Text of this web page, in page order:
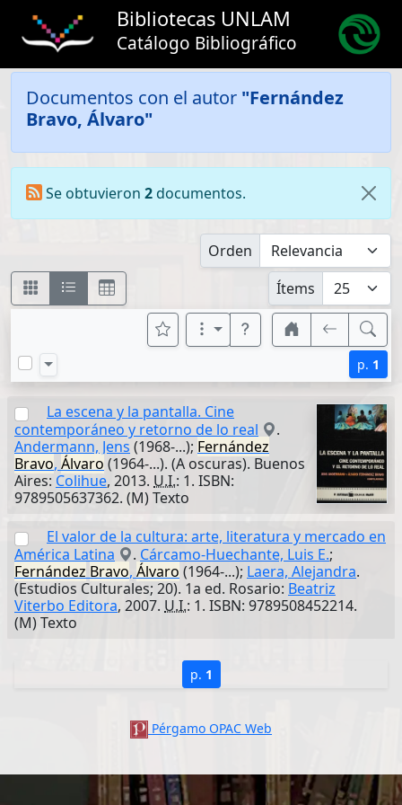
Bibliotecas UNLAM
Catálogo Bibliográfico
Documentos con el autor "Fernández
Bravo, Álvaro"
Se obtuvieron 2documentos.
Orden
Ítems
p. 1
La escena y la pantalla. Cine
contemporáneo y retorno de lo real
.
Andermann, Jens (1968-...); Fernández
Bravo, Álvaro (1964-...). (A oscuras). Buenos
Aires: Colihue, 2013. U.I.: 1. ISBN:
9789505637362. (M) Texto
El valor de la cultura: arte, literatura y mercado en
América Latina
. Cárcamo-Huechante, Luis E.;
Fernández Bravo, Álvaro (1964-...); Laera, Alejandra.
(Estudios Culturales; 20). 1a ed. Rosario: Beatriz
Viterbo Editora, 2007. U.I.: 1. ISBN: 9789508452214.
(M) Texto
p. 1
Pérgamo OPAC Web